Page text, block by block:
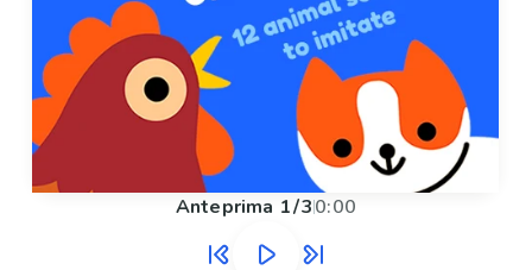
Anteprima 1/30:00